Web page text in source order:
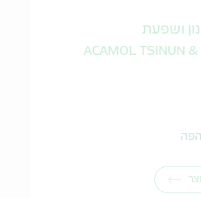
ושפעת
ACAMOL TSINUN &